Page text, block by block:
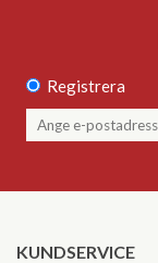
Registrera
KUNDSERVICE